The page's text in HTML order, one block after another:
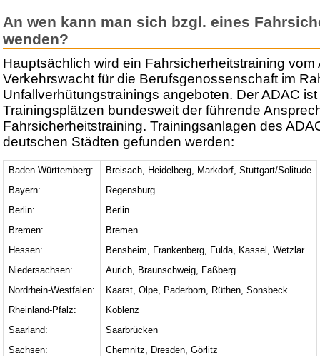
An wen kann man sich bzgl. eines
wenden?
Hauptsächlich wird ein Fahrsicherheitstraining
Verkehrswacht für die Berufsgenossenschaft im
Unfallverhütungstrainings angeboten. Der ADAC
Trainingsplätzen bundesweit der führende
Fahrsicherheitstraining. Trainingsanlagen des
deutschen Städten gefunden werden:
Baden-Württemberg:
Breisach, Heidelberg, Markdorf, Stuttgart/Solitude
Bayern:
Regensburg
Berlin:
Berlin
Bremen:
Bremen
Hessen:
Bensheim, Frankenberg, Fulda, Kassel, Wetzlar
Niedersachsen:
Aurich, Braunschweig, Faßberg
Nordrhein-Westfalen:
Kaarst, Olpe, Paderborn, Rüthen, Sonsbeck
Rheinland-Pfalz:
Koblenz
Saarland:
Saarbrücken
Sachsen:
Chemnitz, Dresden, Görlitz